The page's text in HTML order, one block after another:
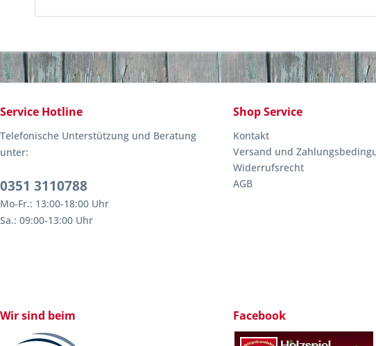
Service Hotline
Telefonische Unterstützung und Beratung
unter:
0351 3110788
Mo-Fr.: 13:00-18:00 Uhr
Sa.: 09:00-13:00 Uhr
Shop Service
Kontakt
Versand und
Widerrufsrecht
AGB
Wir sind beim Facebook